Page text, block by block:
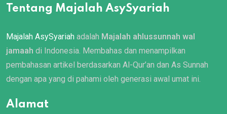
Tentang Majalah AsySyariah
Majalah AsySyariah adalah Majalah ahlussunnah wal
jamaah di Indonesia. Membahas dan menampilkan
pembahasan artikel berdasarkan Al-Qur’an dan As Sunnah
dengan apa yang di pahami oleh generasi awal umat ini.
Alamat